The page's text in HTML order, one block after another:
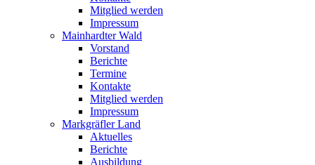
Mitglied werden
Impressum
Mainhardter Wald
Vorstand
Berichte
Termine
Kontakte
Mitglied werden
Impressum
Markgräfler Land
Aktuelles
Berichte
Ausbildung